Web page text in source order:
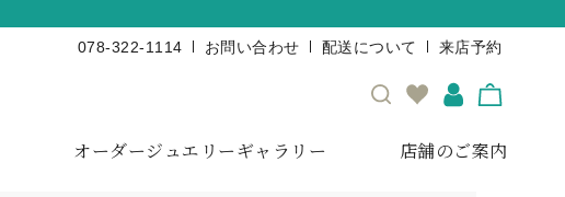
078-322-1114 お問い合わせ 配送について 来店予約
オーダージュエリーギャラリー 店舗のご案内